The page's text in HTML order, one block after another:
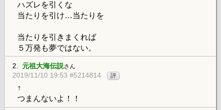
ハズレを引くな
当たりを引け…当たりを
当たりを引きまくれば
５万発も夢ではない。
2. 元祖大海伝説さん
2019/11/10 19:53 #5214814 評
↑
つまんないよ！！